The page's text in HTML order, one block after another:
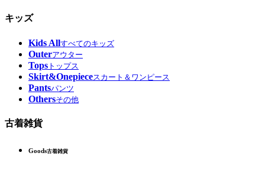
キッズ
Kids Allすべてのキッズ
Outerアウター
Tops トップス
Skirt&Onepieceスカート＆ワンピース
Pantsパンツ
Othersその他
古着雑貨
Goods古着雑貨